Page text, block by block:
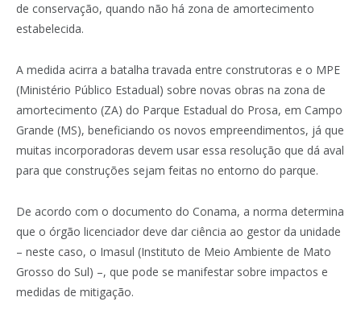
de conservação, quando não há zona de amortecimento
estabelecida.
A medida acirra a batalha travada entre construtoras e o MPE
(Ministério Público Estadual) sobre novas obras na zona de
amortecimento (ZA) do Parque Estadual do Prosa, em Campo
Grande (MS), beneficiando os novos empreendimentos, já que
muitas incorporadoras devem usar essa resolução que dá aval
para que construções sejam feitas no entorno do parque.
De acordo com o documento do Conama, a norma determina
que o órgão licenciador deve dar ciência ao gestor da unidade
– neste caso, o Imasul (Instituto de Meio Ambiente de Mato
Grosso do Sul) –, que pode se manifestar sobre impactos e
medidas de mitigação.